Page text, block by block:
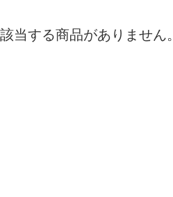
該当する商品がありません。